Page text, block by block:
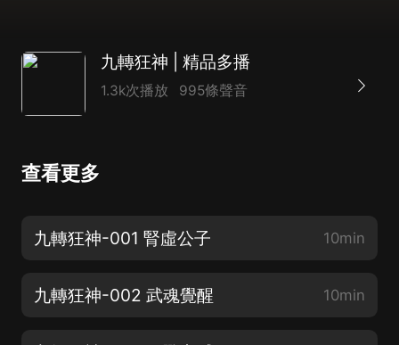
九轉狂神 | 精品多播
1.3k次播放 995條聲音
查看更多
九轉狂神-001 腎虛公子 10min
九轉狂神-002 武魂覺醒 10min